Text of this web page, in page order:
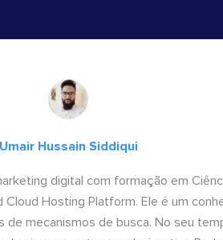
Umair Hussain Siddiqui
digital com formação em
Cloud Hosting Platform. Ele é um
de mecanismos de busca. No seu